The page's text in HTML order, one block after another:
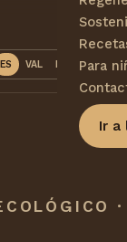
Para
Ir a
ES VAL EN DE PT